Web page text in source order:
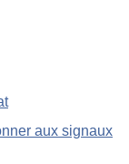
aux signaux